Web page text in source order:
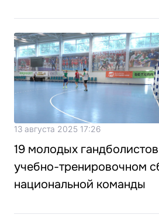
13 августа 2025 17:26
19 молодых
учебно-тренировочном
национальной команды